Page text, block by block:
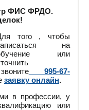
ФИС ФРДО.
того , чтобы
на
или
995-67-
заявку онлайн.
в профессии, у
или